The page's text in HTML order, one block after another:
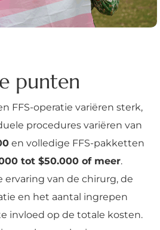
punten
FFS-operatie variëren sterk,
procedures variëren van
en volledige FFS-pakketten
tot $50.000 of meer.
ervaring van de chirurg, de
en het aantal ingrepen
invloed op de totale kosten.